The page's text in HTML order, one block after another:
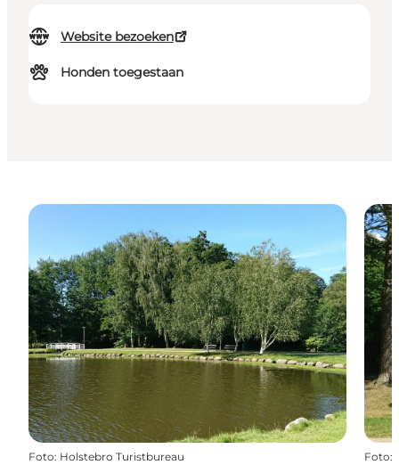
Website bezoeken
Honden toegestaan
Foto: Holstebro Turistbureau Foto: